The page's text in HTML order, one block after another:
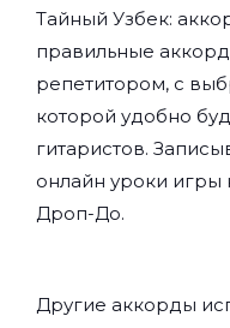
Тайный Узбек:
правильные
репетитором, с
которой удобно
гитаристов.
онлайн уроки игры
Дроп-До.
Другие аккорды